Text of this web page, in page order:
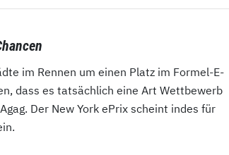
im Rennen um einen Platz im Formel-E-
dass es tatsächlich eine Art Wettbewerb
Der New York ePrix scheint indes für